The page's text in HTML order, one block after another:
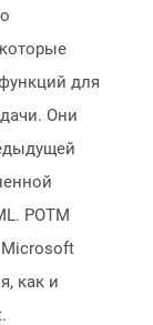
для
Они
POTM
как и